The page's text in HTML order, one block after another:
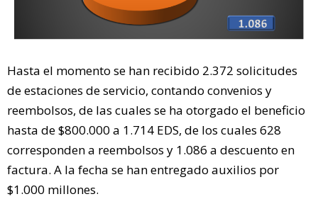
Hasta el momento se han recibido 2.372 solicitudes
de estaciones de servicio, contando convenios y
reembolsos, de las cuales se ha otorgado el beneficio
hasta de $800.000 a 1.714 EDS, de los cuales 628
corresponden a reembolsos y 1.086 a descuento en
factura. A la fecha se han entregado auxilios por
$1.000 millones.